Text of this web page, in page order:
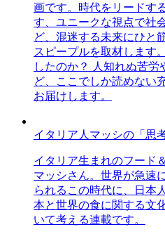
画です。時代をリードす
す、ユニークな視点で社
ど、混迷する未来にひと
スピープルを取材します
したのか？ 人知れぬ苦
ど、ここでしか読めない
お届けします。
イタリア人マッシの「思
イタリア生まれのフード
マッシさん。世界が急速
られるこの時代に、日本
本と世界の食に関する文
いて考える連載です。